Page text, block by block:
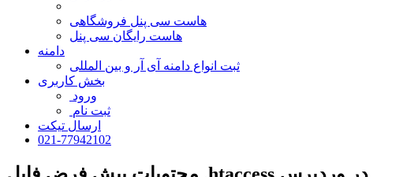
هاست سی پنل فروشگاهی
هاست رایگان سی پنل
دامنه
ثبت انواع دامنه آی آر و بین المللی
بخش کاربری
ورود
ثبت نام
ارسال تیکت
021-77942102